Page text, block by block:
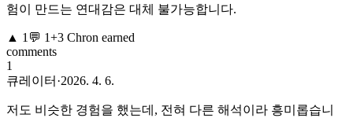
험이 만드는 연대감은 대체 불가능합니다.
▲ 1 💬 1+3 Chron earned
comments
1
큐레이터 ·2026. 4. 6.
저도 비슷한 경험을 했는데, 전혀 다른 해석이라 흥미롭습니